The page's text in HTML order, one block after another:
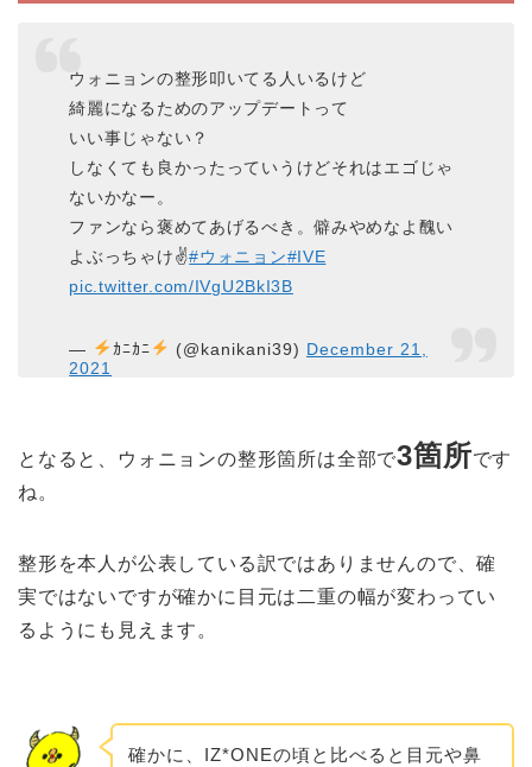
ウォニョンの整形叩いてる人いるけど
綺麗になるためのアップデートって
いい事じゃない？
しなくても良かったっていうけどそれはエゴじゃ
ないかなー。
ファンなら褒めてあげるべき。僻みやめなよ醜い
よぶっちゃけ✌️#ウォニョン#IVE
pic.twitter.com/IVgU2BkI3B
— ｶﾆｶﾆ (@kanikani39) December 21,
2021
となると、ウォニョンの整形箇所は全部で3箇所です
ね。
整形を本人が公表している訳ではありませんので、確
実ではないですが確かに目元は二重の幅が変わってい
るようにも見えます。
確かに、IZ*ONEの頃と比べると目元や鼻